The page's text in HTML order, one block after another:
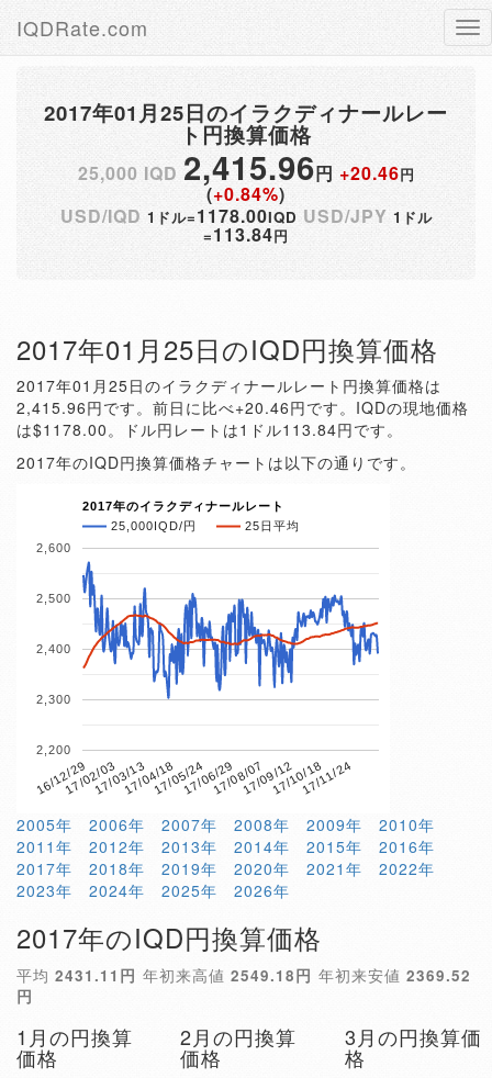
IQDRate.com
2017年01月25日のイラクディナールレー
ト円換算価格
25,000 IQD 2,415.96円 +20.46円
(+0.84%)
USD/IQD 1ドル=1178.00IQD USD/JPY 1ドル
=113.84円
2017年01月25日のIQD円換算価格
2017年01月25日のイラクディナールレート円換算価格は
2,415.96円です。前日に比べ+20.46円です。IQDの現地価格
は$1178.00。ドル円レートは1ドル113.84円です。
2017年のIQD円換算価格チャートは以下の通りです。
2017年のイラクディナールレート
25,000IQD/円
25日平均
16/12/2917/02/0317/03/1317/04/1817/05/2417/06/2917/08/0717/09/1217/10/1817/11/24
2,200
2,300
2,400
2,500
2,600
2005年 2006年 2007年 2008年 2009年
2010年
2011年
2012年 2013年 2014年 2015年
2016年
2017年
2018年 2019年 2020年 2021年
2022年
2023年
2024年 2025年 2026年
2017年のIQD円換算価格
平均 2431.11円 年初来高値 2549.18円 年初来安値 2369.52
円
1月の円換算
価格
2月の円換算
価格
3月の円換算価
格